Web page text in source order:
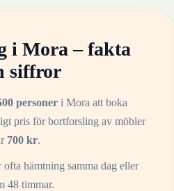
i Mora – fakta
siffror
personer i Mora att boka
pris för bortforsling av möbler
700 kr.
hämtning samma dag eller
48 timmar.